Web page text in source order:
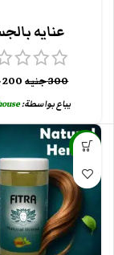
عنايه
300جنيه 200
يباع بواسطة:
-25%